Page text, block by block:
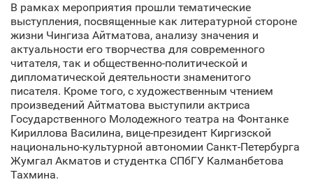
В рамках мероприятия прошли тематические
выступления, посвященные как литературной стороне
жизни Чингиза Айтматова, анализу значения и
актуальности его творчества для современного
читателя, так и общественно-политической и
дипломатической деятельности знаменитого
писателя. Кроме того, с художественным чтением
произведений Айтматова выступили актриса
Государственного Молодежного театра на Фонтанке
Кириллова Василина, вице-президент Киргизской
национально-культурной автономии Санкт‑Петербурга
Жумгал Акматов и студентка СПбГУ Калманбетова
Тахмина.